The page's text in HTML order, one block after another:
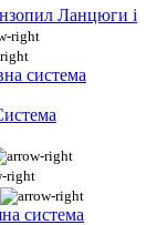
Ланцюги і
система
система